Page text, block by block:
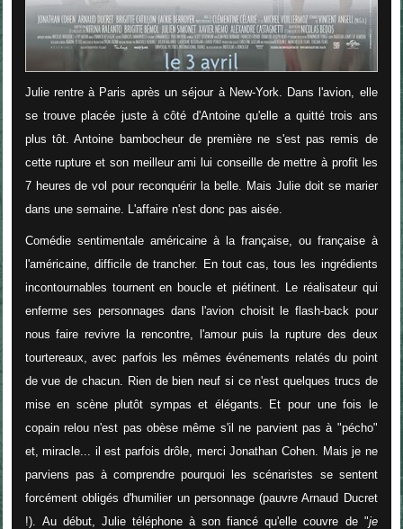
Julie rentre à Paris après un séjour à New-York. Dans l'avion, elle
se trouve placée juste à côté d'Antoine qu'elle a quitté trois ans
plus tôt. Antoine bambocheur de première ne s'est pas remis de
cette rupture et son meilleur ami lui conseille de mettre à profit les
7 heures de vol pour reconquérir la belle. Mais Julie doit se marier
dans une semaine. L'affaire n'est donc pas aisée.
Comédie sentimentale américaine à la française, ou française à
l'américaine, difficile de trancher. En tout cas, tous les ingrédients
incontournables tournent en boucle et piétinent. Le réalisateur qui
enferme ses personnages dans l'avion choisit le flash-back pour
nous faire revivre la rencontre, l'amour puis la rupture des deux
tourtereaux, avec parfois les mêmes événements relatés du point
de vue de chacun. Rien de bien neuf si ce n'est quelques trucs de
mise en scène plutôt sympas et élégants. Et pour une fois le
copain relou n'est pas obèse même s'il ne parvient pas à "pécho"
et, miracle... il est parfois drôle, merci Jonathan Cohen. Mais je ne
parviens pas à comprendre pourquoi les scénaristes se sentent
forcément obligés d'humilier un personnage (pauvre Arnaud Ducret
!). Au début, Julie téléphone à son fiancé qu'elle couvre de "je